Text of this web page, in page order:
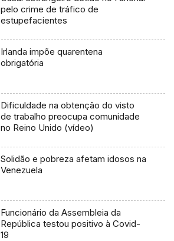
pelo crime de tráfico de
estupefacientes
Irlanda impõe quarentena
obrigatória
Dificuldade na obtenção do visto
de trabalho preocupa comunidade
no Reino Unido (vídeo)
Solidão e pobreza afetam idosos na
Venezuela
Funcionário da Assembleia da
República testou positivo à Covid-
19